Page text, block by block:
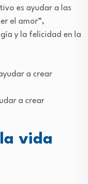
es ayudar a las
el amor”,
y la felicidad en la
a crear
vida